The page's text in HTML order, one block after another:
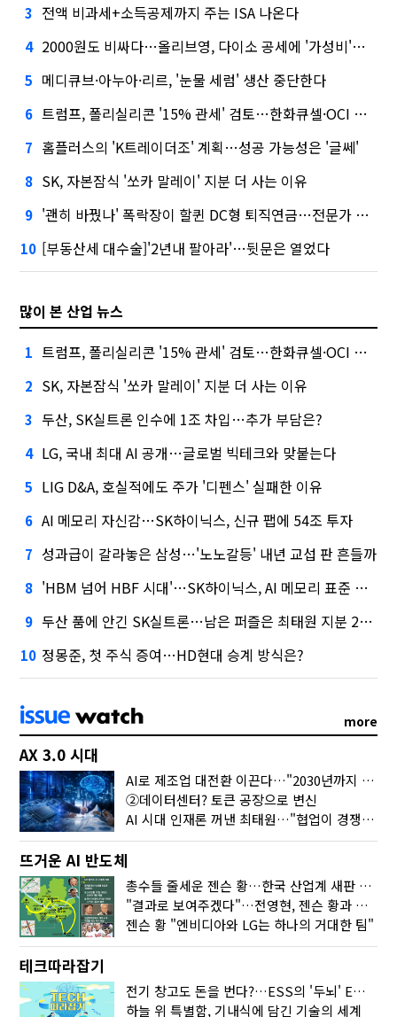
3 전액 비과세+소득공제까지 주는 ISA 나온다
4 2000원도 비싸다…올리브영, 다이소 공세에 '가성비'로 맞불
5 메디큐브·아누아·리르, '눈물 세럼' 생산 중단한다
6 트럼프, 폴리실리콘 '15% 관세' 검토…한화큐셀·OCI 영향은?
7 홈플러스의 'K트레이더조' 계획…성공 가능성은 '글쎄'
8 SK, 자본잠식 '쏘카 말레이' 지분 더 사는 이유
9 '괜히 바꿨나' 폭락장이 할퀸 DC형 퇴직연금…전문가 조언은
10 [부동산세 대수술]'2년내 팔아라'…뒷문은 열었다
많이 본 산업 뉴스
1 트럼프, 폴리실리콘 '15% 관세' 검토…한화큐셀·OCI 영향은?
2 SK, 자본잠식 '쏘카 말레이' 지분 더 사는 이유
3 두산, SK실트론 인수에 1조 차입…추가 부담은?
4 LG, 국내 최대 AI 공개…글로벌 빅테크와 맞붙는다
5 LIG D&A, 호실적에도 주가 '디펜스' 실패한 이유
6 AI 메모리 자신감…SK하이닉스, 신규 팹에 54조 투자
7 성과급이 갈라놓은 삼성…'노노갈등' 내년 교섭 판 흔들까
8 'HBM 넘어 HBF 시대'…SK하이닉스, AI 메모리 표준 선점 나섰다
9 두산 품에 안긴 SK실트론…남은 퍼즐은 최태원 지분 29.4%
10 정몽준, 첫 주식 증여…HD현대 승계 방식은?
more
AX 3.0 시대
AI로 제조업 대전환 이끈다…"2030년까지 민관합동 20조 투자"
②데이터센터? 토큰 공장으로 변신
AI 시대 인재론 꺼낸 최태원…"협업이 경쟁력"
뜨거운 AI 반도체
총수들 줄세운 젠슨 황…한국 산업계 새판 짰다
"결과로 보여주겠다"…전영현, 젠슨 황과 HBM5 논의
젠슨 황 "엔비디아와 LG는 하나의 거대한 팀"
테크따라잡기
전기 창고도 돈을 번다?…ESS의 '두뇌' EMO가 뭐길래
하늘 위 특별함, 기내식에 담긴 기술의 세계